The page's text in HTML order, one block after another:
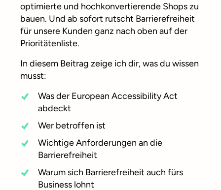
optimierte und hochkonvertierende Shops zu
bauen. Und ab sofort rutscht Barrierefreiheit
für unsere Kunden ganz nach oben auf der
Prioritätenliste.
In diesem Beitrag zeige ich dir, was du wissen
musst:
Was der European Accessibility Act
abdeckt
Wer betroffen ist
Wichtige Anforderungen an die
Barrierefreiheit
Warum sich Barrierefreiheit auch fürs
Business lohnt